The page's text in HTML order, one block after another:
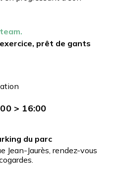
prêt de gants
> 16:00
du parc
Jean-Jaurès, rendez-vous